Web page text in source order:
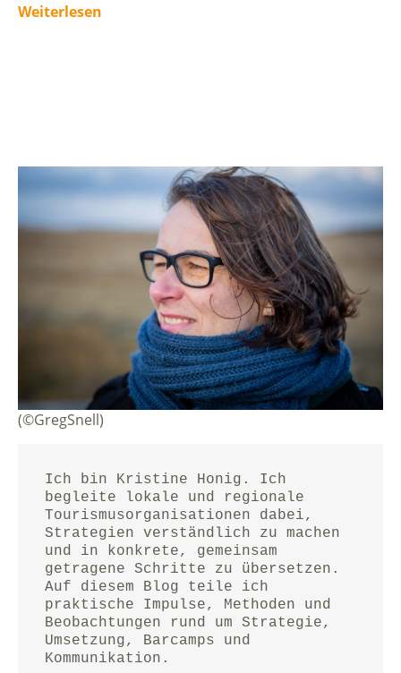
Weiterlesen
(©GregSnell)
Ich bin Kristine Honig. Ich
begleite lokale und regionale
Tourismusorganisationen dabei,
Strategien verständlich zu machen
und in konkrete, gemeinsam
getragene Schritte zu übersetzen.
Auf diesem Blog teile ich
praktische Impulse, Methoden und
Beobachtungen rund um Strategie,
Umsetzung, Barcamps und
Kommunikation.